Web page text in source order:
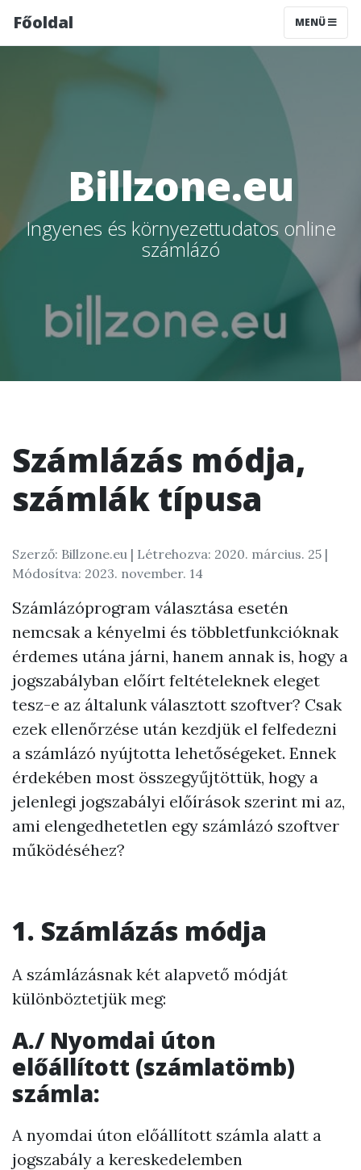
Főoldal MENÜ
Billzone.eu
Ingyenes és környezettudatos online
számlázó
Számlázás módja,
számlák típusa
Szerző: Billzone.eu | Létrehozva: 2020. március. 25 |
Módosítva: 2023. november. 14
Számlázóprogram választása esetén
nemcsak a kényelmi és többletfunkcióknak
érdemes utána járni, hanem annak is, hogy a
jogszabályban előírt feltételeknek eleget
tesz-e az általunk választott szoftver? Csak
ezek ellenőrzése után kezdjük el felfedezni
a számlázó nyújtotta lehetőségeket. Ennek
érdekében most összegyűjtöttük, hogy a
jelenlegi jogszabályi előírások szerint mi az,
ami elengedhetetlen egy számlázó szoftver
működéséhez?
1. Számlázás módja
A számlázásnak két alapvető módját
különböztetjük meg:
A./ Nyomdai úton
előállított (számlatömb)
számla:
A nyomdai úton előállított számla alatt a
jogszabály a kereskedelemben